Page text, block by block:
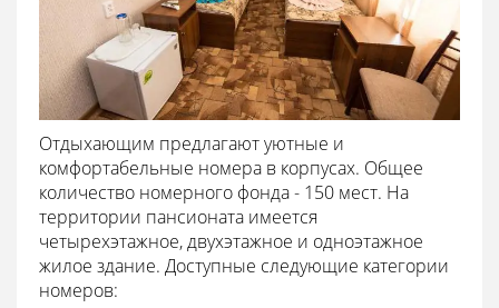
Отдыхающим предлагают уютные и
комфортабельные номера в корпусах. Общее
количество номерного фонда - 150 мест. На
территории пансионата имеется
четырехэтажное, двухэтажное и одноэтажное
жилое здание. Доступные следующие категории
номеров: